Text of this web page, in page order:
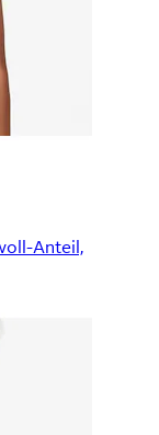
Anteil,